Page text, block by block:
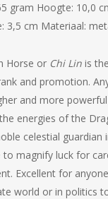
gram Hoogte: 10,0
3,5 cm Materiaal:
Horse or Chi Lin is
and promotion.
and more
energies of the
celestial guardian
to magnify luck for
Excellent for
world or in politics